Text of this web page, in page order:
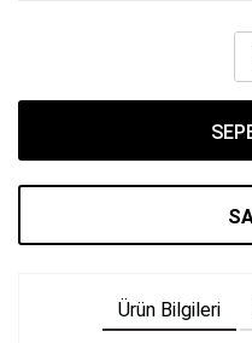
Ürün Bilgileri